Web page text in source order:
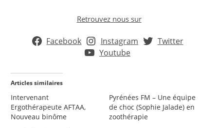
Retrouvez nous sur
Facebook Instagram
Twitter
Youtube
Articles similaires
Intervenant
Ergothérapeute AFTAA,
Nouveau binôme
Pyrénées FM – Une équipe
de choc (Sophie Jalade) en
zoothérapie